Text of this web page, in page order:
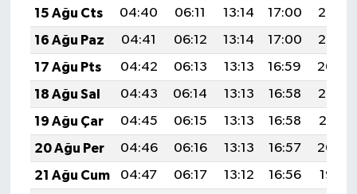
15 Ağu Cts
04:40 06:11 13:14 17:00
20:06
16 Ağu Paz
04:41 06:12 13:14 17:00
20:05
17 Ağu Pts
04:42 06:13 13:13 16:59
20:04
18 Ağu Sal
04:43 06:14 13:13 16:58
20:02
19 Ağu Çar
04:45 06:15 13:13 16:58
20:01
20 Ağu Per
04:46 06:16 13:13 16:57
20:00
21 Ağu Cum
04:47 06:17 13:12 16:56
19:58